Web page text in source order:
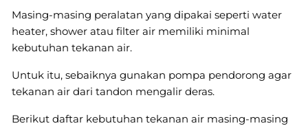
Masing-masing peralatan yang dipakai seperti water
heater, shower atau filter air memiliki minimal
kebutuhan tekanan air.
Untuk itu, sebaiknya gunakan pompa pendorong agar
tekanan air dari tandon mengalir deras.
Berikut daftar kebutuhan tekanan air masing-masing